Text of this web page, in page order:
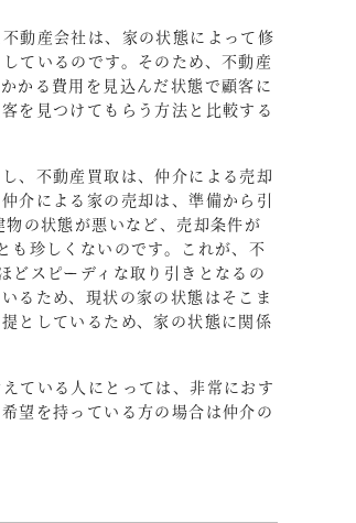
動産会社は、家の状態によって修
ているのです。そのため、不動産
かる費用を見込んだ状態で顧客に
を見つけてもらう方法と比較する
、不動産買取は、仲介による売却
介による家の売却は、準備から引
の状態が悪いなど、売却条件が
珍しくないのです。これが、不
どスピーディな取り引きとなるの
るため、現状の家の状態はそこま
としているため、家の状態に関係
ている人にとっては、非常におす
望を持っている方の場合は仲介の